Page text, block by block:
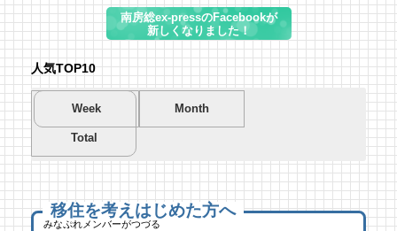
南房総ex-pressのFacebookが
新しくなりました！
人気TOP10
Week Month
Total
夏を先取り！プールに行こう！
南房総市千倉B&G海洋センター
51 views|byTsuno
夏を先取り！プールに行こう！
南房総市千倉B&G海洋センター
195 views |byTsuno
海遊び＆キャンプするならココ！南房総のお
すすめキャンプ場まとめ【2】
40,694 views|by南 芙蓉
移住を考えはじめた方へ
みなぷれメンバーがつづる